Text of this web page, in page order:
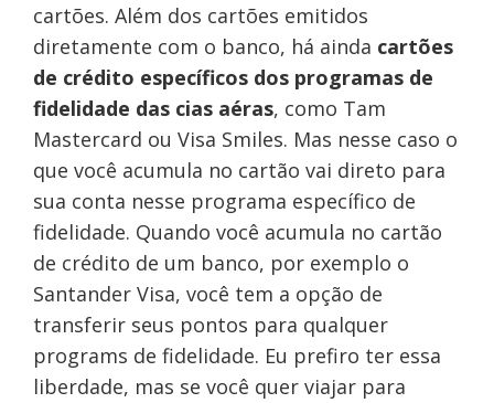
cartões. Além dos cartões emitidos
diretamente com o banco, há ainda cartões
de crédito específicos dos programas de
fidelidade das cias aéras, como Tam
Mastercard ou Visa Smiles. Mas nesse caso o
que você acumula no cartão vai direto para
sua conta nesse programa específico de
fidelidade. Quando você acumula no cartão
de crédito de um banco, por exemplo o
Santander Visa, você tem a opção de
transferir seus pontos para qualquer
programs de fidelidade. Eu prefiro ter essa
liberdade, mas se você quer viajar para